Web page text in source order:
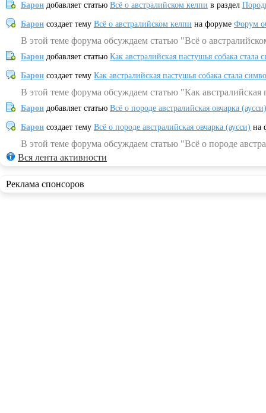
Барон добавляет статью Всё о австралийском келпи в раздел
Барон создает тему Всё о австралийском келпи на форуме Форум
В этой теме форума обсуждаем статью "Всё о
Барон добавляет статью Как австралийская пастушья собака
Барон создает тему Как австралийская пастушья собака стала
В этой теме форума обсуждаем статью "Как
Барон добавляет статью Всё о породе австралийская овчарка (аусси)
Барон создает тему Всё о породе австралийская овчарка (аусси) на
В этой теме форума обсуждаем статью "Всё о породе
Вся лента активности
Реклама спонсоров